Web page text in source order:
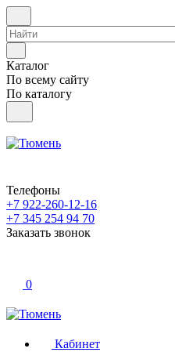
Каталог
По всему сайту
По каталогу
Телефоны
+7 922-260-12-16
+7 345 254 94 70
Заказать звонок
0
Кабинет